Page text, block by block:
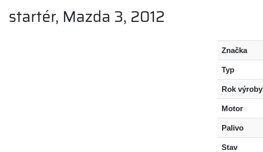
startér, Mazda 3, 2012
Značka
Typ
Rok výroby
Motor
Palivo
Stav